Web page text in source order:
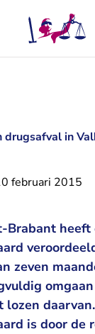
drugsafval in
februari 2015
Brabant
zeven
is door de